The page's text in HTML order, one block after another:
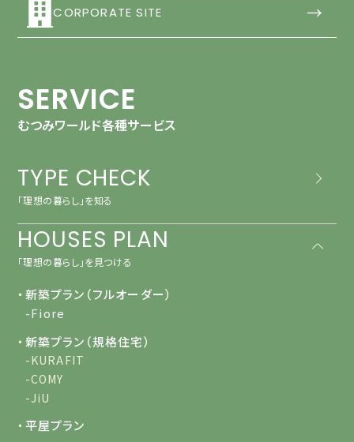
CORPORATE SITE →
SERVICE
むつみワールド各種サービス
TYPE CHECK
「理想の暮らし」を知る
HOUSES PLAN
「理想の暮らし」を見つける
・新築プラン（フルオーダー）
-Fiore
・新築プラン（規格住宅）
-KURAFIT
-COMY
-JiU
・平屋プラン